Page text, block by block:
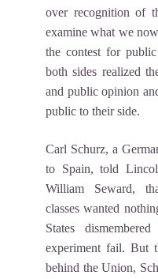
over recognition of
examine what we
the contest for
both sides realized
and public opinion
public to their side.
Carl Schurz, a
to Spain, told
William Seward,
classes wanted
States
experiment fail. But
behind the Union,